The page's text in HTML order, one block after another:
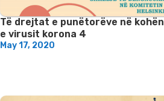
Të drejtat e punëtorëve në kohën
e virusit korona 4
May 17, 2020